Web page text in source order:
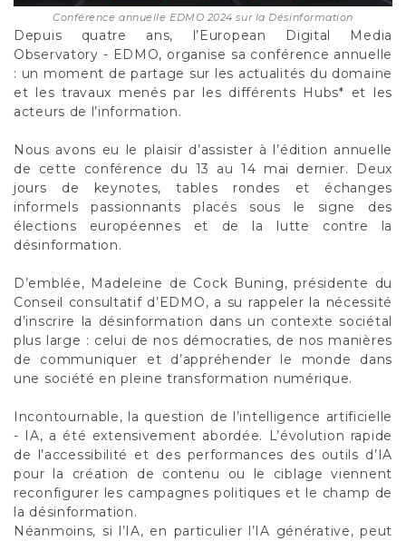
Conférence annuelle EDMO 2024 sur la Désinformation
Depuis quatre ans, l’European Digital Media
Observatory - EDMO, organise sa conférence annuelle
: un moment de partage sur les actualités du domaine
et les travaux menés par les différents Hubs* et les
acteurs de l’information.
Nous avons eu le plaisir d’assister à l’édition annuelle
de cette conférence du 13 au 14 mai dernier. Deux
jours de keynotes, tables rondes et échanges
informels passionnants placés sous le signe des
élections européennes et de la lutte contre la
désinformation.
D’emblée, Madeleine de Cock Buning, présidente du
Conseil consultatif d’EDMO, a su rappeler la nécessité
d’inscrire la désinformation dans un contexte sociétal
plus large : celui de nos démocraties, de nos manières
de communiquer et d’appréhender le monde dans
une société en pleine transformation numérique.
Incontournable, la question de l’intelligence artificielle
- IA, a été extensivement abordée. L’évolution rapide
de l’accessibilité et des performances des outils d’IA
pour la création de contenu ou le ciblage viennent
reconfigurer les campagnes politiques et le champ de
la désinformation.
Néanmoins, si l’IA, en particulier l’IA générative, peut